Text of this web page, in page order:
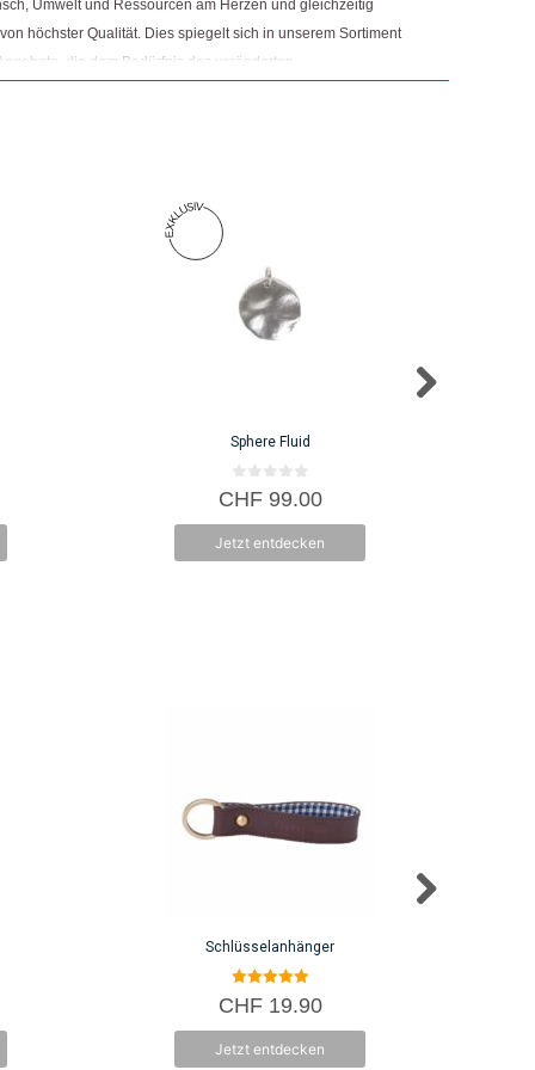
Umwelt und Ressourcen am Herzen und gleichzeitig
höchster Qualität. Dies spiegelt sich in unserem Sortiment
die dem Bedürfnis des veränderten
Nachhaltigkeit sowie der Modernisierung von Fair Trade und
Sphere Fluid
0
v
5
CHF99.00
Jetzt entdecken
Schlüsselanhänger
5.00
von 5
CHF19.90
Jetzt entdecken